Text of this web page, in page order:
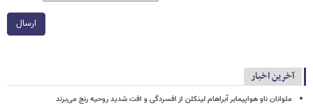
ارسال
آخرین اخبار
ملوانان ناو هواپیمابر آبراهام لینکلن از افسردگی و افت شدید روحیه رنج می‌برند